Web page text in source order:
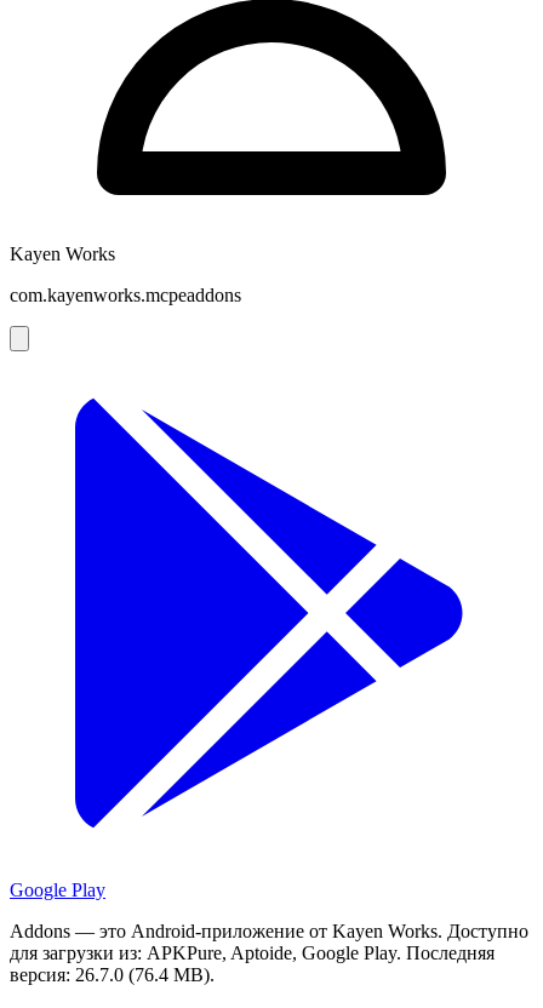
Kayen Works
com.kayenworks.mcpeaddons
Google Play
Addons — это Android-приложение от Kayen Works. Доступно
для загрузки из: APKPure, Aptoide, Google Play. Последняя
версия: 26.7.0 (76.4 MB).